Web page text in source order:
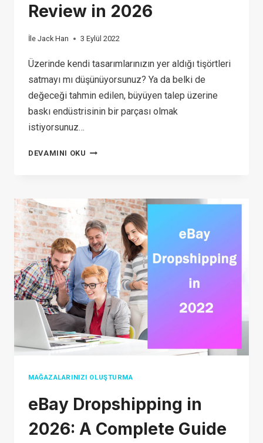
Review in 2026
İle Jack Han 3 Eylül 2022
Üzerinde kendi tasarımlarınızın yer aldığı tişörtleri
satmayı mı düşünüyorsunuz? Ya da belki de
değeceği tahmin edilen, büyüyen talep üzerine
baskı endüstrisinin bir parçası olmak
istiyorsunuz…
DEVAMINI OKU PRINTIFY
COMPARISON: LATEST
REVIEW
IN
2026
MAĞAZALARINIZI OLUŞTURMA
eBay Dropshipping in
2026: A Complete Guide